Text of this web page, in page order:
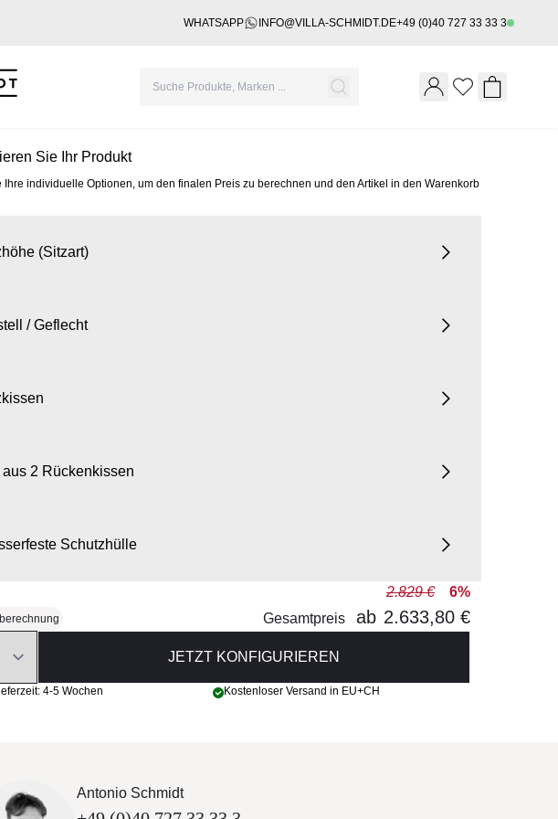
WHATSAPP INFO@VILLA-SCHMIDT.DE+49 (0)40 727 33 33 3
Wishlist
Sie Ihr Produkt
Ihre individuelle Optionen, um den finalen Preis zu berechnen und den Artikel in den Warenkorb
(Sitzart)
/ Geflecht
aus 2 Rückenkissen
Schutzhülle
2.829 €
6%
Gesamtpreis
ab 2.633,80 €
JETZT KONFIGURIEREN
4-5 Wochen Kostenloser Versand in EU+CH
Antonio Schmidt